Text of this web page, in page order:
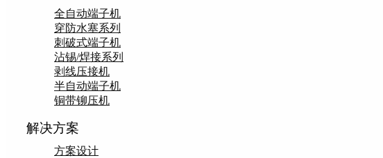
全自动端子机
穿防水塞系列
刺破式端子机
沾锡/焊接系列
剥线压接机
半自动端子机
铜带铆压机
解决方案
方案设计